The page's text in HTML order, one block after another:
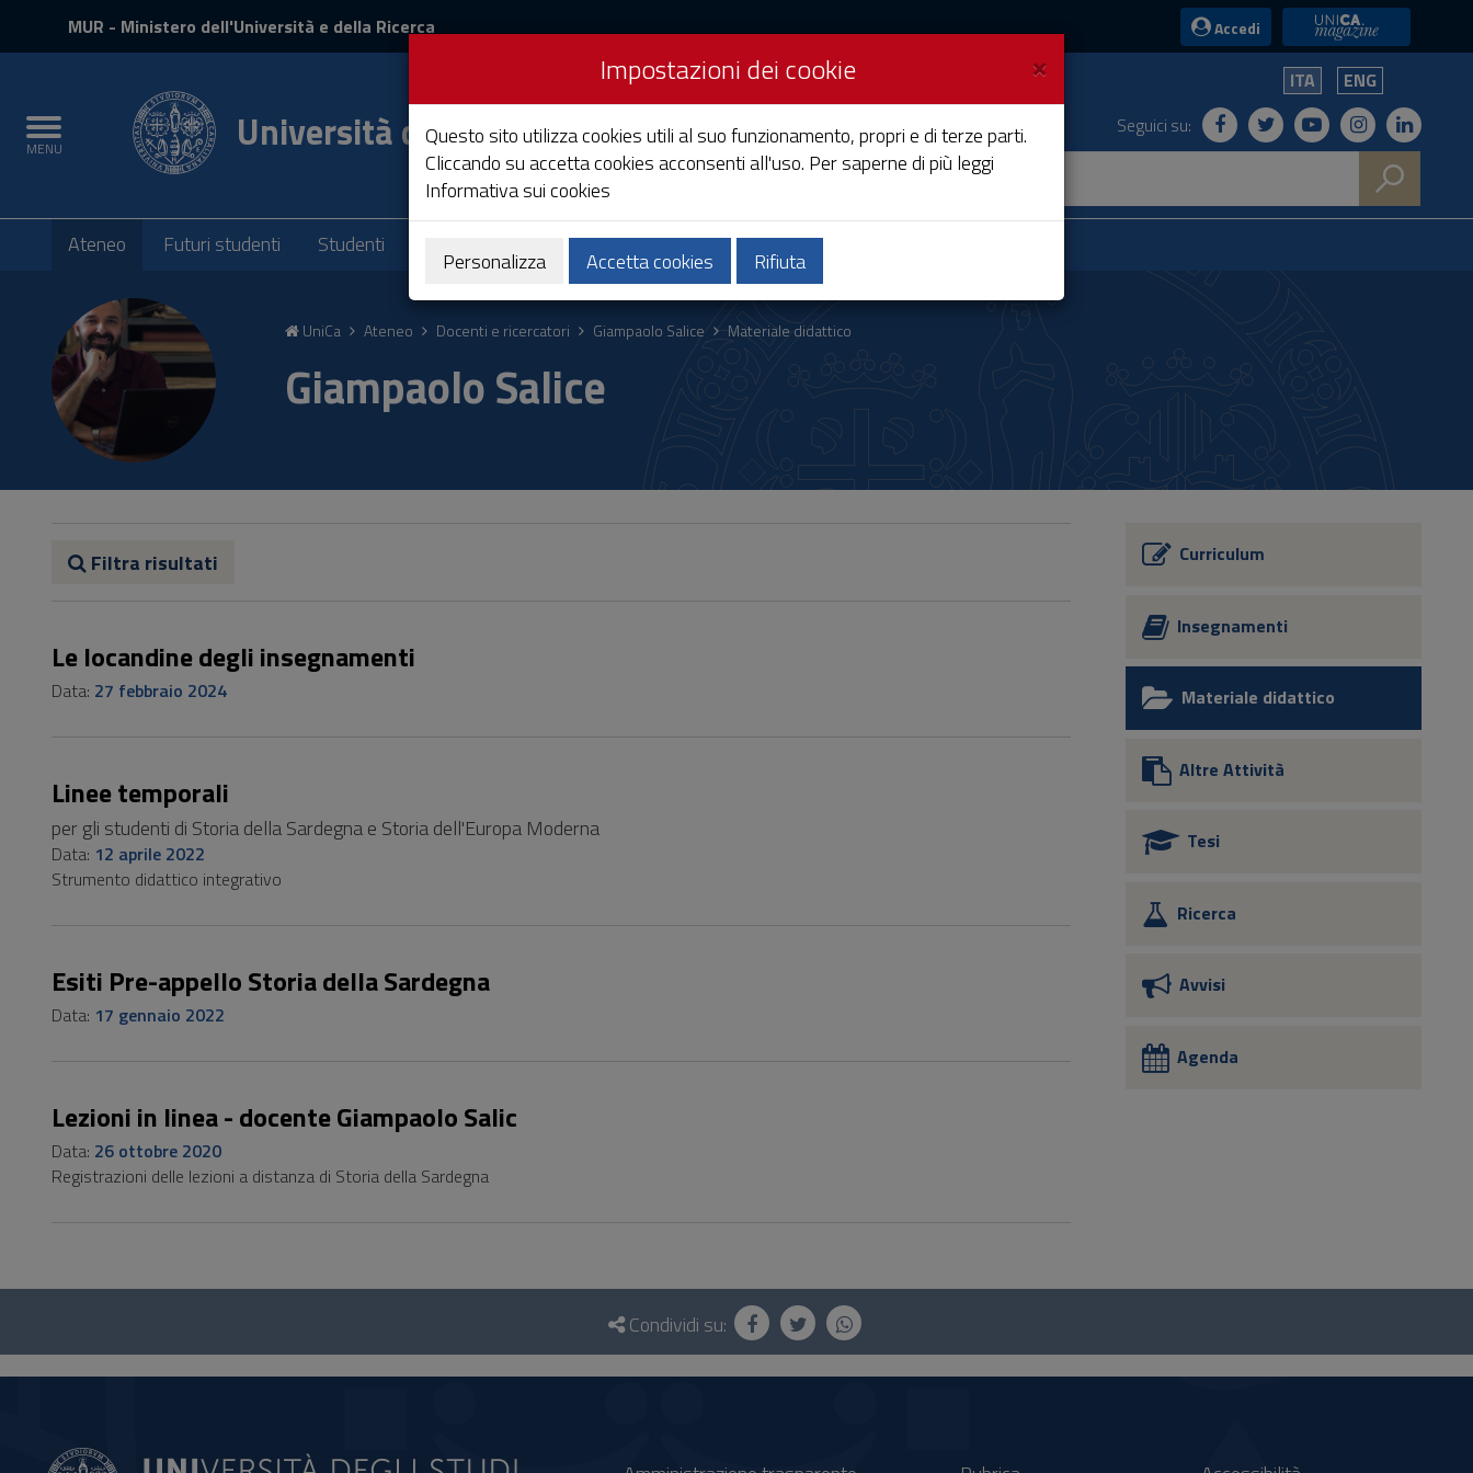
Contenuto
navigazione
Footer
MUR - Ministero dell'Università e della Ricerca Accedi UniCA News
Toggle
navigation
MENU Università degli Studi di Cagliari
ITA ENG
Seguici su:
Submenu
Ateneo Futuri studenti Studenti Ricerca Società e territorio
UniCa Ateneo Docenti e ricercatori Giampaolo Salice Materiale didattico
Giampaolo Salice
Filtra risultati
Le locandine degli insegnamenti
Data: 27 febbraio 2024
Linee temporali
per gli studenti di Storia della Sardegna e Storia dell'Europa Moderna
Data: 12 aprile 2022
Strumento didattico integrativo
Esiti Pre-appello Storia della Sardegna
Data: 17 gennaio 2022
Lezioni in linea - docente Giampaolo Salic
Data: 26 ottobre 2020
Registrazioni delle lezioni a distanza di Storia della Sardegna
Curriculum
Insegnamenti
Materiale didattico
Altre Attività
Tesi
Ricerca
Avvisi
Agenda
Questionario
social
Condividi su:
×
Impostazioni dei cookie
Questo sito utilizza cookies utili al suo funzionamento, propri e di terze parti.
Cliccando su accetta cookies acconsenti all'uso. Per saperne di più leggi
Informativa sui cookies
Personalizza Accetta cookies Rifiuta